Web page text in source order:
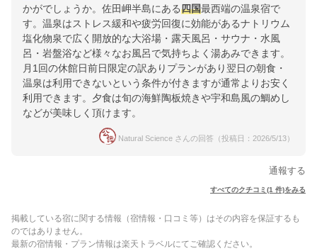
かがでしょうか。佐田岬半島にある四国最西端の温泉宿で
す。温泉はストレス緩和や疲労回復に効能があるナトリウム
塩化物泉で広く開放的な大浴場・露天風呂・サウナ・水風
呂・岩盤浴など様々なお風呂で気持ちよく湯あみできます。
月1回の休館日前日限定の訳ありプランがあり翌日の朝食・
温泉は利用できないという条件が付きますが通常よりお安く
利用できます。夕食は旬の海鮮陶板焼きや宇和島風の鯛めし
などが美味しく頂けます。
Natural Science さんの回答（投稿日：2026/5/13）
通報する
すべてのクチコミ(1 件)をみる
掲載している宿に関する情報（宿情報・口コミ等）はその内容を保証するも
のではありません。
最新の宿情報・プラン情報は楽天トラベルにてご確認ください。